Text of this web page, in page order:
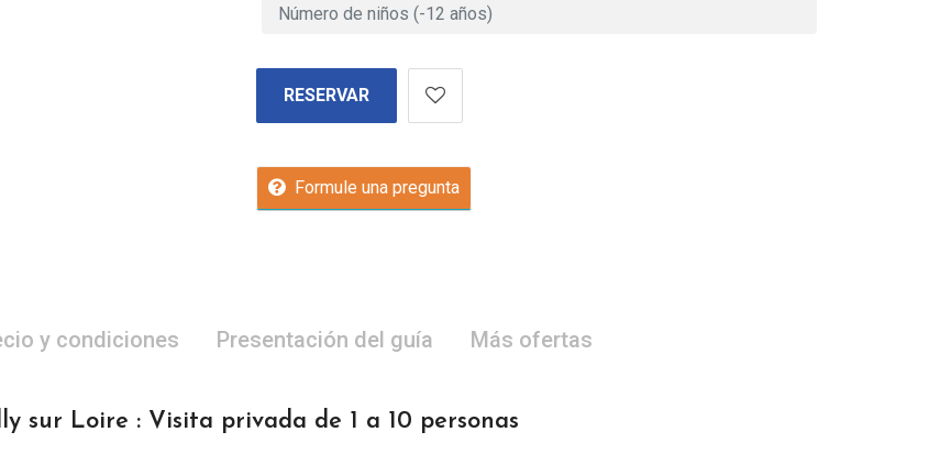
RESERVAR
Formule una pregunta
y condiciones Presentación del guía Más ofertas
sur Loire : Visita privada de 1 a 10 personas